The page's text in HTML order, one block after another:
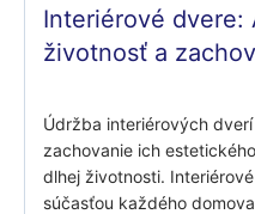
Interiérové dvere:
životnosť a
Údržba interiérových
zachovanie ich
dlhej životnosti.
súčasťou každého